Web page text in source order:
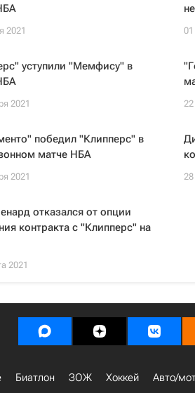
2021 01
уступили "Мемфису" в
2021 22
победил "Клипперс" в
матче НБА
2021 28
отказался от опции
контракта с "Клипперс" на
2021
Биатлон ЗОЖ Хоккей Авто/